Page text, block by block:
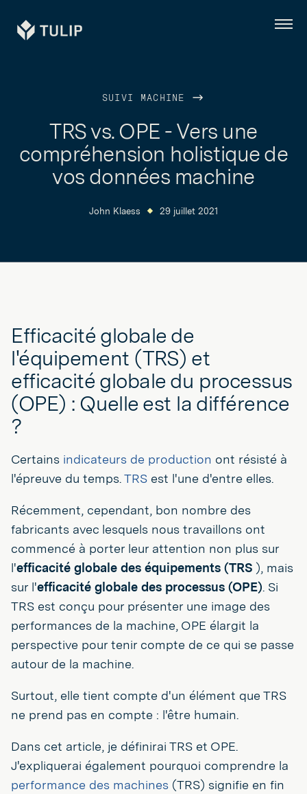
Tulip Menu
SUIVI MACHINE
TRS vs. OPE - Vers une
compréhension holistique de
vos données machine
John Klaess 29 juillet 2021
Efficacité globale de
l'équipement (TRS) et
efficacité globale du processus
(OPE) : Quelle est la différence
?
Certains indicateurs de production ont résisté à
l'épreuve du temps. TRS est l'une d'entre elles.
Récemment, cependant, bon nombre des
fabricants avec lesquels nous travaillons ont
commencé à porter leur attention non plus sur
l'efficacité globale des équipements (TRS ), mais
sur l'efficacité globale des processus (OPE). Si
TRS est conçu pour présenter une image des
performances de la machine, OPE élargit la
perspective pour tenir compte de ce qui se passe
autour de la machine.
Surtout, elle tient compte d'un élément que TRS
ne prend pas en compte : l'être humain.
Dans cet article, je définirai TRS et OPE.
J'expliquerai également pourquoi comprendre la
performance des machines (TRS) signifie en fin